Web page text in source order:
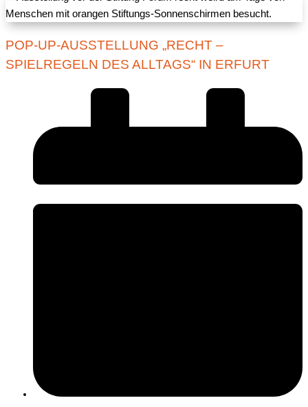
POP-UP-AUSSTELLUNG „RECHT –
SPIELREGELN DES ALLTAGS“ IN ERFURT